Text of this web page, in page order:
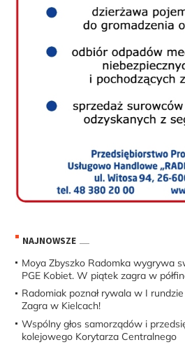
NAJNOWSZE
Moya Zbyszko Radomka wygrywa
PGE Kobiet. W piątek zagra w
Radomiak poznał rywala w I
Zagra w Kielcach!
Wspólny głos samorządów i
kolejowego Korytarza Centralnego